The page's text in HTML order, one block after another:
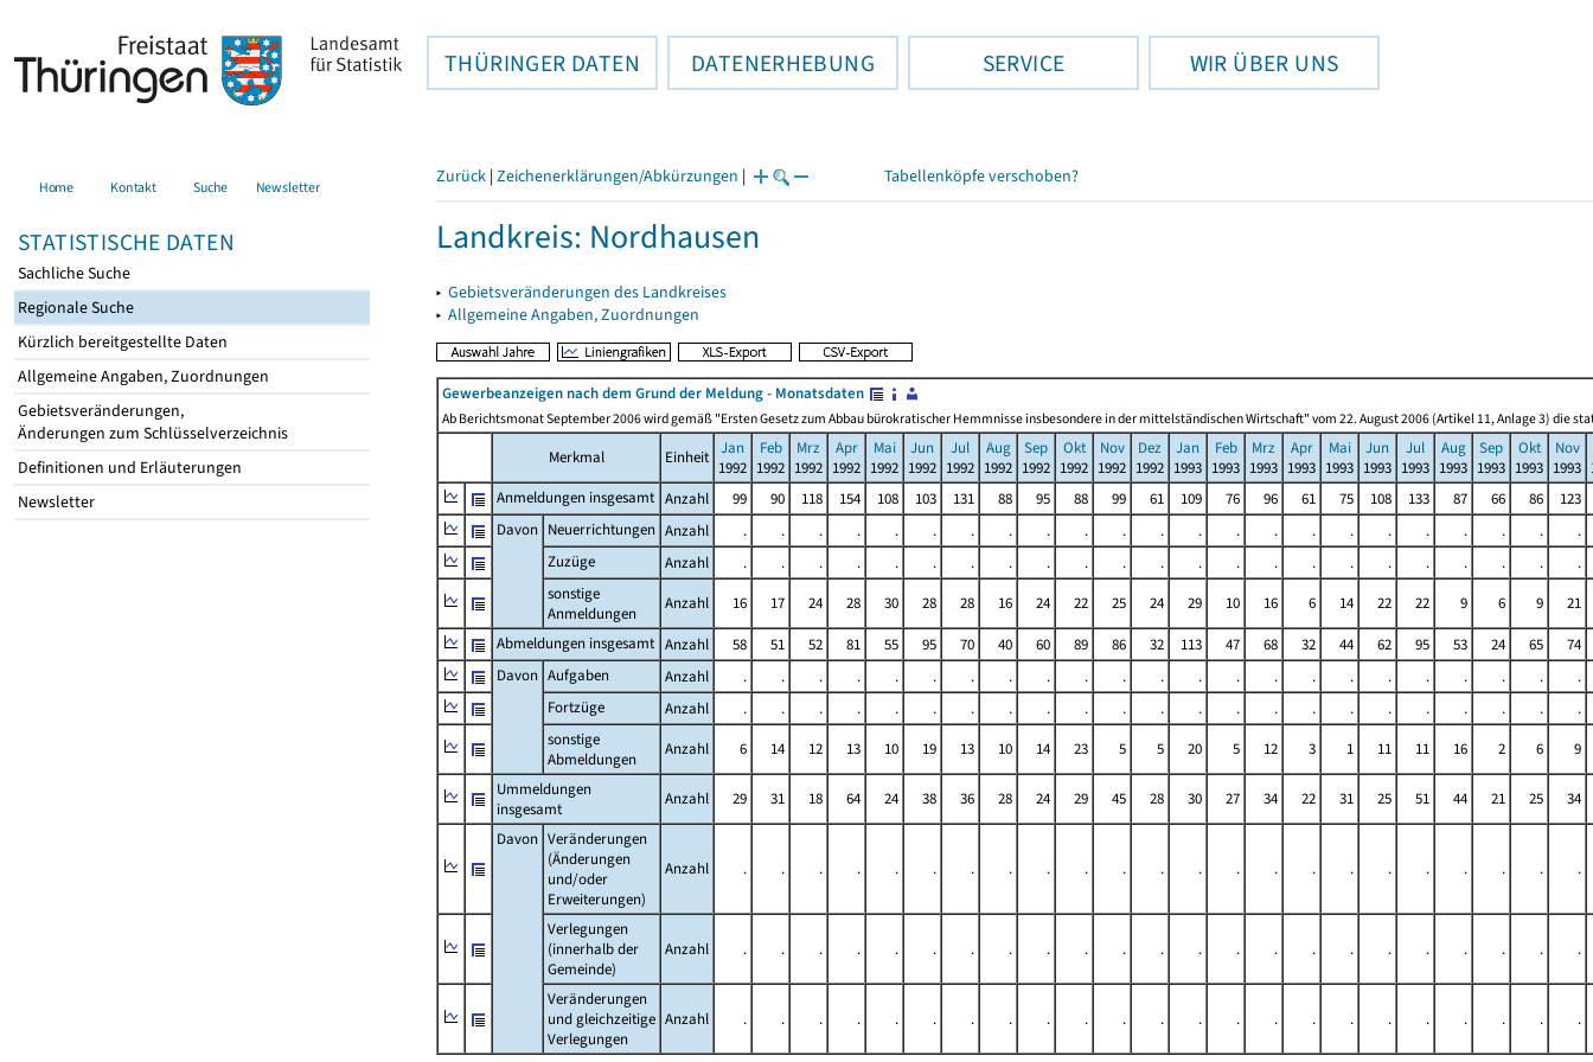
THÜRINGER DATEN DATENERHEBUNG SERVICE WIR ÜBER UNS
Home Kontakt Suche Newsletter
STATISTISCHE DATEN
Sachliche Suche
Regionale Suche
Kürzlich bereitgestellte Daten
Allgemeine Angaben, Zuordnungen
Gebietsveränderungen,
Änderungen zum Schlüsselverzeichnis
Definitionen und Erläuterungen
Newsletter
Zurück | Zeichenerklärungen/Abkürzungen | Tabellenköpfe verschoben?
Landkreis: Nordhausen
▸ Gebietsveränderungen des Landkreises
▸ Allgemeine Angaben, Zuordnungen
Gewerbeanzeigen nach dem Grund der Meldung - Monatsdaten
Ab Berichtsmonat September 2006 wird gemäß "Ersten Gesetz zum Abbau bürokratischer Hemmnisse insbesondere in der mittelständischen Wirtschaft" vom 22. August 2006 (Artikel 11, Anlage 3) die
Merkmal Einheit Jan
1992
Feb
1992
Mrz
1992
Apr
1992
Mai
1992
Jun
1992
Jul
1992
Aug
1992
Sep
1992
Okt
1992
Nov
1992
Dez
1992
Jan
1993
Feb
1993
Mrz
1993
Apr
1993
Mai
1993
Jun
1993
Jul
1993
Aug
1993
Sep
1993
Okt
1993
Nov
1993
Anmeldungen insgesamt Anzahl 99 90 118 154 108 103 131 88 95 88 99 61 109 76 96 61 75 108 133 87 66 86
123
Davon Neuerrichtungen Anzahl . . . . . . . . . . . . . . . . . . . . . .
.
Zuzüge
Anzahl . . . . . . . . . . . . . . . . . . . . . .
.
sonstige
Anmeldungen
Anzahl 16 17 24 28 30 28 28 16 24 22 25 24 29 10 16 6 14 22 22 9 6 9
21
Abmeldungen insgesamt Anzahl 58 51 52 81 55 95 70 40 60 89 86 32 113 47 68 32 44 62 95 53 24 65
74
Davon Aufgaben Anzahl . . . . . . . . . . . . . . . . . . . . . .
.
Fortzüge
Anzahl . . . . . . . . . . . . . . . . . . . . . .
.
sonstige
Abmeldungen
Anzahl 6 14 12 13 10 19 13 10 14 23 5 5 20 5 12 3 1 11 11 16 2 6
9
Ummeldungen
insgesamt
Anzahl 29 31 18 64 24 38 36 28 24 29 45 28 30 27 34 22 31 25 51 44 21 25
34
Davon Veränderungen
(Änderungen
und/oder
Erweiterungen)
Anzahl . . . . . . . . . . . . . . . . . . . . . . .
Verlegungen
(innerhalb der
Gemeinde)
Anzahl . . . . . . . . . . . . . . . . . . . . . . .
Veränderungen
und gleichzeitige
Verlegungen
Anzahl . . . . . . . . . . . . . . . . . . . . . . .